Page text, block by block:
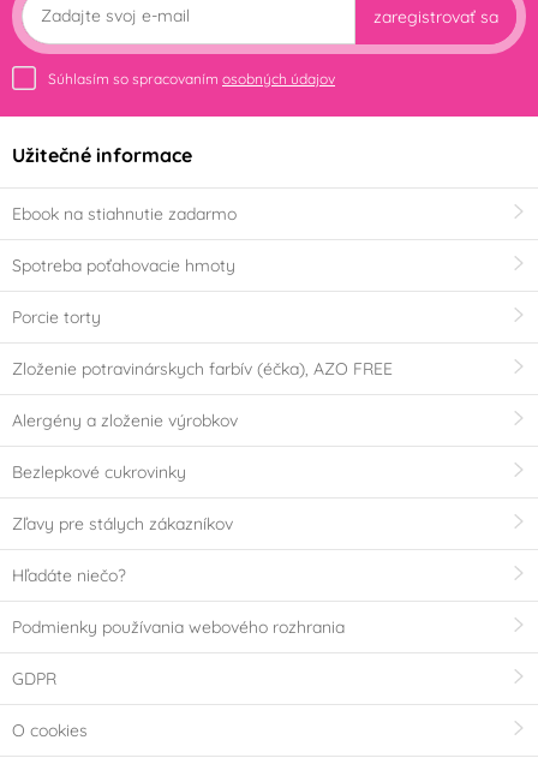
zaregistrovať sa
Súhlasím so spracovaním osobných údajov
Užitečné informace
Ebook na stiahnutie zadarmo
Spotreba poťahovacie hmoty
Porcie torty
Zloženie potravinárskych farbív (éčka), AZO FREE
Alergény a zloženie výrobkov
Bezlepkové cukrovinky
Zľavy pre stálych zákazníkov
Hľadáte niečo?
Podmienky používania webového rozhrania
GDPR
O cookies